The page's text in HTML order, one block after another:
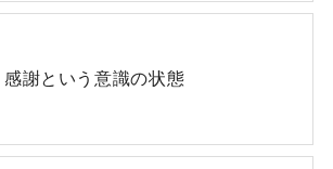
感謝という意識の状態